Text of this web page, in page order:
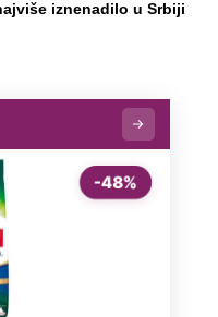
iznenadilo u Srbiji